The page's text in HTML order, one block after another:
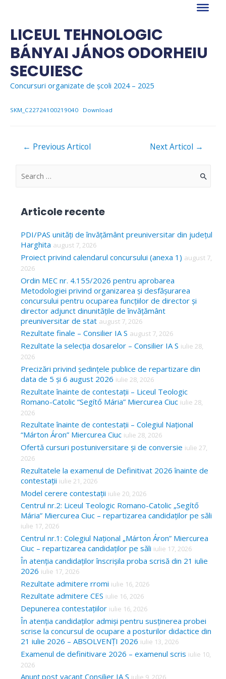
content
LICEUL TEHNOLOGIC
BÁNYAI JÁNOS ODORHEIU
SECUIESC
Concursuri organizate de școli 2024 – 2025
SKM_C22724100219040 Download
Navigare
← Previous Articol Next Articol →
S
c
h
f
o
r
Articole recente
PDI/PAS unități de învățământ preuniversitar din județul
Harghita august 7, 2026
Proiect privind calendarul concursului (anexa 1) august 7,
2026
Ordin MEC nr. 4.155/2026 pentru aprobarea
Metodologiei privind organizarea și desfășurarea
concursului pentru ocuparea funcțiilor de director și
director adjunct dinunitățile de învățământ
preuniversitar de stat august 7, 2026
Rezultate finale – Consilier IA S august 7, 2026
Rezultate la selecția dosarelor – Consilier IA S iulie 28,
2026
Precizări privind ședințele publice de repartizare din
data de 5 și 6 august 2026 iulie 28, 2026
Rezultate înainte de contestații – Liceul Teologic
Romano-Catolic “Segítő Mária” Miercurea Ciuc iulie 28,
2026
Rezultate înainte de contestații – Colegiul Național
“Márton Áron” Miercurea Ciuc iulie 28, 2026
Ofertă cursuri postuniversitare și de conversie iulie 27,
2026
Rezultatele la examenul de Definitivat 2026 înainte de
contestații iulie 21, 2026
Model cerere contestații iulie 20, 2026
Centrul nr.2: Liceul Teologic Romano-Catolic „Segítő
Mária” Miercurea Ciuc – repartizarea candidaților pe săli
iulie 17, 2026
Centrul nr.1: Colegiul Național „Márton Áron” Miercurea
Ciuc – repartizarea candidaților pe săli iulie 17, 2026
În atenția candidaților înscrișila proba scrisă din 21 iulie
2026 iulie 17, 2026
Rezultate admitere rromi iulie 16, 2026
Rezultate admitere CES iulie 16, 2026
Depunerea contestațiilor iulie 16, 2026
În atenția candidaților admiși pentru susținerea probei
scrise la concursul de ocupare a posturilor didactice din
21 iulie 2026 – ABSOLVENȚI 2026 iulie 13, 2026
Examenul de definitivare 2026 – examenul scris iulie 10,
2026
Anunț post vacant Consilier IA S iulie 9, 2026